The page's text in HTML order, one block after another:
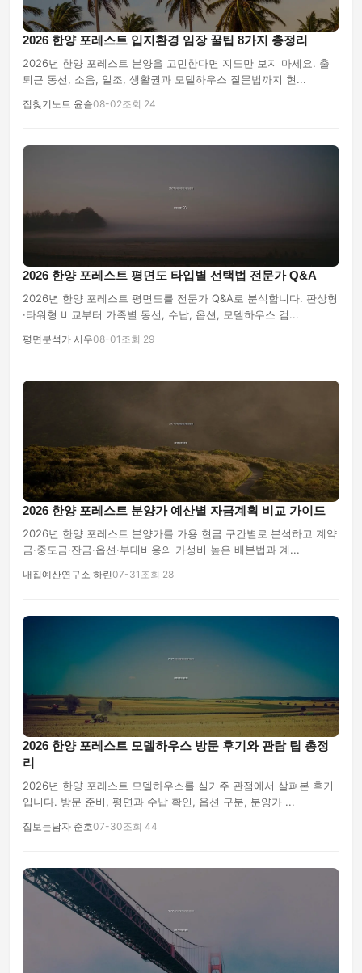
2026 한양 포레스트 입지환경 임장 꿀팁 8가지 총정리
2026년 한양 포레스트 분양을 고민한다면 지도만 보지 마세요. 출
퇴근 동선, 소음, 일조, 생활권과 모델하우스 질문법까지 현...
집찾기노트 윤슬08-02조회 24
2026 한양 포레스트 평면도 타입별 선택법 전문가 Q&A
2026년 한양 포레스트 평면도를 전문가 Q&A로 분석합니다. 판상형
·타워형 비교부터 가족별 동선, 수납, 옵션, 모델하우스 검...
평면분석가 서우08-01 조회 29
2026 한양 포레스트 분양가 예산별 자금계획 비교 가이드
2026년 한양 포레스트 분양가를 가용 현금 구간별로 분석하고 계약
금·중도금·잔금·옵션·부대비용의 가성비 높은 배분법과 계...
내집예산연구소 하린07-31 조회 28
2026 한양 포레스트 모델하우스 방문 후기와 관람 팁 총정
리
2026년 한양 포레스트 모델하우스를 실거주 관점에서 살펴본 후기
입니다. 방문 준비, 평면과 수납 확인, 옵션 구분, 분양가 ...
집보는남자 준호07-30조회 44